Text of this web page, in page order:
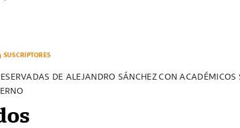
SUSCRIPTORES
DE ALEJANDRO SÁNCHEZ CON ACADÉMICOS